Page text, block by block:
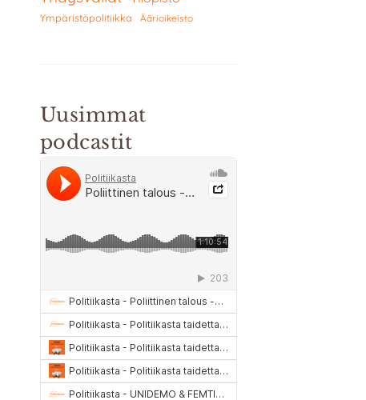
Ympäristöpolitiikka Äärioikeisto
Uusimmat
podcastit